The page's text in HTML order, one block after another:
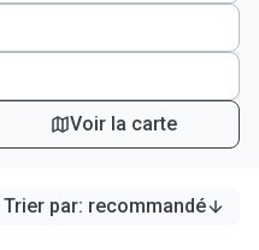
Voir la carte
Trier par: recommandé